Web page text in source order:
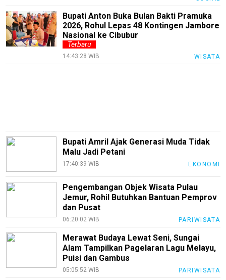
Bupati Anton Buka Bulan Bakti Pramuka
2026, Rohul Lepas 48 Kontingen Jambore
Nasional ke Cibubur
Terbaru
14:43:28 WIB WISATA
Bupati Amril Ajak Generasi Muda Tidak
Malu Jadi Petani
17:40:39 WIB EKONOMI
Pengembangan Objek Wisata Pulau
Jemur, Rohil Butuhkan Bantuan Pemprov
dan Pusat
06:20:02 WIB PARIWISATA
Merawat Budaya Lewat Seni, Sungai
Alam Tampilkan Pagelaran Lagu Melayu,
Puisi dan Gambus
05:05:52 WIB PARIWISATA
Recipes
Loker
InfoKepri
LabuhanBatu
Nusapos
pendidikan
Internal